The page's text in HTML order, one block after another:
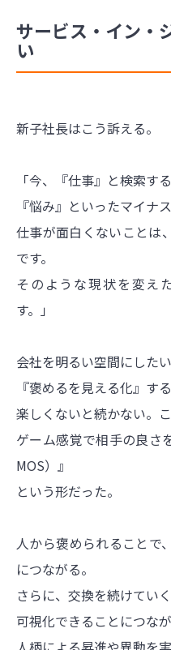
サービス・イン・
い
新子社長はこう訴える。
「今、『仕事』と検索す
『悩み』といったマイナ
仕事が面白くないことは
です。
そのような現状を変え
す。」
会社を明るい空間にした
『褒めるを見える化』す
楽しくないと続かない。
ゲーム感覚で相手の良さ
MOS）』
という形だった。
人から褒められることで
につながる。
さらに、交換を続けてい
可視化できることにつな